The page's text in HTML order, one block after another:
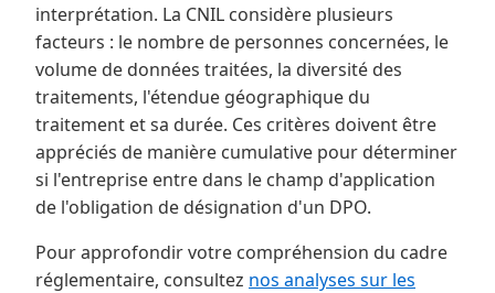
interprétation. La CNIL considère plusieurs
facteurs : le nombre de personnes concernées, le
volume de données traitées, la diversité des
traitements, l'étendue géographique du
traitement et sa durée. Ces critères doivent être
appréciés de manière cumulative pour déterminer
si l'entreprise entre dans le champ d'application
de l'obligation de désignation d'un DPO.
Pour approfondir votre compréhension du cadre
réglementaire, consultez nos analyses sur les